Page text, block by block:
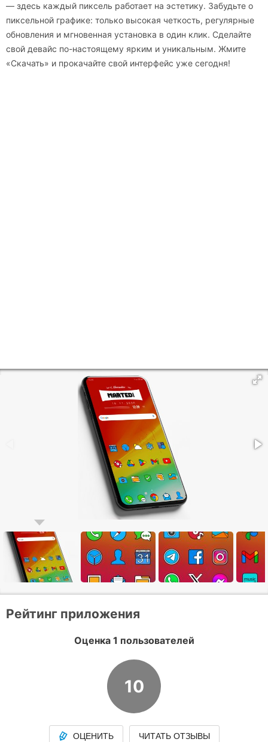
— здесь каждый пиксель работает на эстетику. Забудьте о
пиксельной графике: только высокая четкость, регулярные
обновления и мгновенная установка в один клик. Сделайте
свой девайс по-настоящему ярким и уникальным. Жмите
«Скачать» и прокачайте свой интерфейс уже сегодня!
Рейтинг приложения
Оценка 1 пользователей
10
ОЦЕНИТЬ ЧИТАТЬ ОТЗЫВЫ